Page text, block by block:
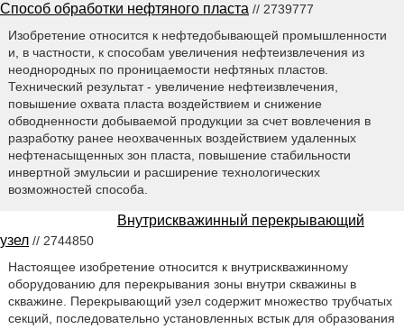
Способ обработки нефтяного пласта // 2739777
Изобретение относится к нефтедобывающей промышленности
и, в частности, к способам увеличения нефтеизвлечения из
неоднородных по проницаемости нефтяных пластов.
Технический результат - увеличение нефтеизвлечения,
повышение охвата пласта воздействием и снижение
обводненности добываемой продукции за счет вовлечения в
разработку ранее неохваченных воздействием удаленных
нефтенасыщенных зон пласта, повышение стабильности
инвертной эмульсии и расширение технологических
возможностей способа.
Внутрискважинный перекрывающий
узел // 2744850
Настоящее изобретение относится к внутрискважинному
оборудованию для перекрывания зоны внутри скважины в
скважине. Перекрывающий узел содержит множество трубчатых
секций, последовательно установленных встык для образования